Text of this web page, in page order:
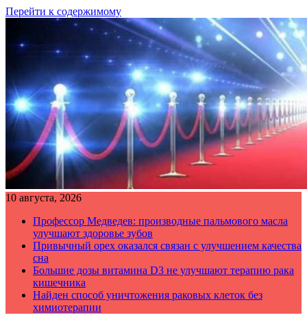
Перейти к содержимому
10 августа, 2026
Профессор Медведев: производные пальмового масла
улучшают здоровье зубов
Привычный орех оказался связан с улучшением качества
сна
Большие дозы витамина D3 не улучшают терапию рака
кишечника
Найден способ уничтожения раковых клеток без
химиотерапии